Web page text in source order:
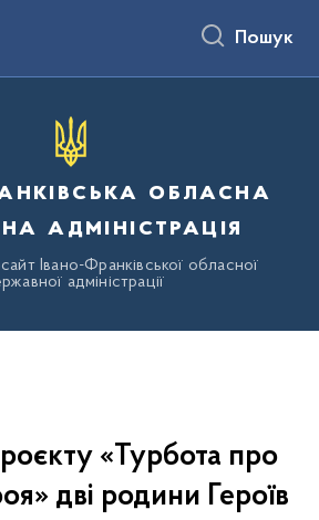
Пошук
обласна
адміністрація
Івано-Франківської обласної
адміністрації
«Турбота про
дві родини Героїв